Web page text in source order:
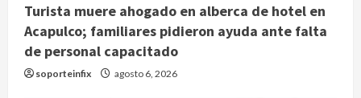
Turista muere ahogado en alberca de hotel en
Acapulco; familiares pidieron ayuda ante falta
de personal capacitado
soporteinfix agosto 6, 2026